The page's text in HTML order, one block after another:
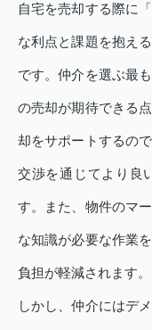
自宅を売却する際に
な利点と課題を抱え
です。仲介を選ぶ最
の売却が期待できる
却をサポートするの
交渉を通じてより良
す。また、物件のマ
な知識が必要な作業
負担が軽減されます。
しかし、仲介にはデ